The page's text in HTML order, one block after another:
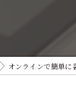
オンラインで簡単に